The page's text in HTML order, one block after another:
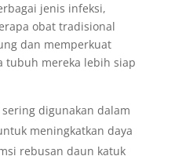
jenis infeksi,
obat tradisional
dan memperkuat
tubuh mereka lebih siap
digunakan dalam
meningkatkan daya
rebusan daun katuk